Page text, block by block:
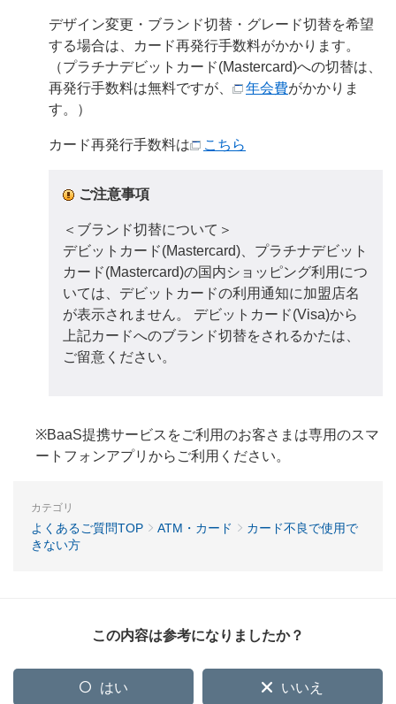
デザイン変更・ブランド切替・グレード切替を希望
する場合は、カード再発行手数料がかかります。
（プラチナデビットカード(Mastercard)への切替は、
再発行手数料は無料ですが、
年会費がかかりま
す。）
カード再発行手数料は こちら
ご注意事項
＜ブランド切替について＞
デビットカード(Mastercard)、プラチナデビット
カード(Mastercard)の国内ショッピング利用につ
いては、デビットカードの利用通知に加盟店名
が表示されません。 デビットカード(Visa)から
上記カードへのブランド切替をされるかたは、
ご留意ください。
※BaaS提携サービスをご利用のお客さまは専用のスマ
ートフォンアプリからご利用ください。
カテゴリ
よくあるご質問TOP ATM・カード
カード不良で使用で
きない方
この内容は参考になりましたか？
はい いいえ